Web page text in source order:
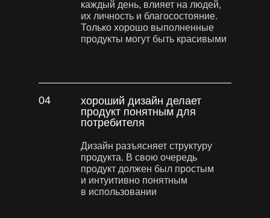
каждый день, влияет на людей,
их личность и благосостояние.
Только хорошо выполненные
продукты могут быть красивыми
04
хороший дизайн делает
продукт понятным для
потребителя
Дизайн разъясняет структуру
продукта. В свою очередь
продукт должен был простым
и интуитивно понятным
в использовании